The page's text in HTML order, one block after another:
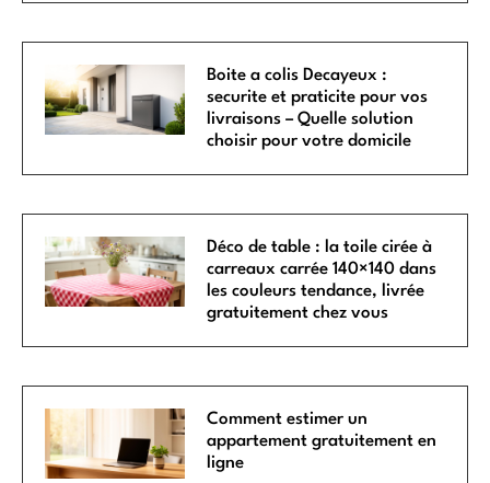
Boite a colis Decayeux :
securite et praticite pour vos
livraisons – Quelle solution
choisir pour votre domicile
Déco de table : la toile cirée à
carreaux carrée 140×140 dans
les couleurs tendance, livrée
gratuitement chez vous
Comment estimer un
appartement gratuitement en
ligne